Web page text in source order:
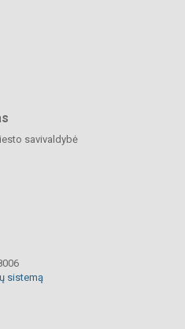
savivaldybė
sistemą